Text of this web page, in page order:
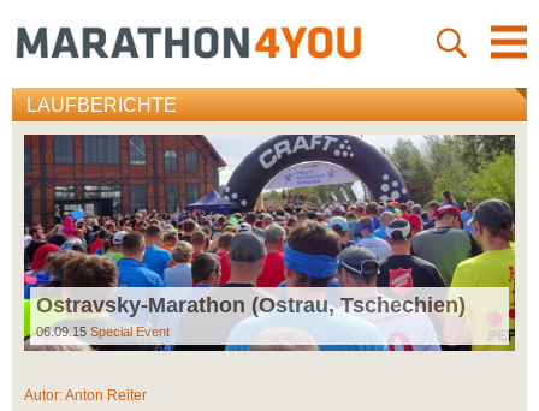
LAUFBERICHTE
Ostravsky-Marathon (Ostrau, Tschechien)
06.09.15 Special Event
Autor:Anton Reiter